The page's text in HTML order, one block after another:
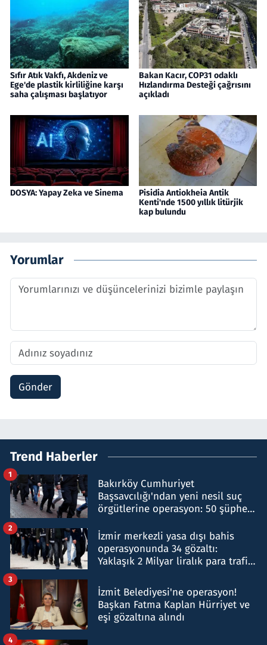
Sıfır Atık Vakfı, Akdeniz ve
Ege'de plastik kirliliğine karşı
saha çalışması başlatıyor
Bakan Kacır, COP31 odaklı
Hızlandırma Desteği çağrısını
açıkladı
DOSYA: Yapay Zeka ve Sinema
Pisidia Antiokheia Antik
Kenti'nde 1500 yıllık litürjik
kap bulundu
Yorumlar
Gönder
Trend Haberler
Bakırköy Cumhuriyet
Başsavcılığı'ndan yeni nesil suç
örgütlerine operasyon: 50 şüpheli
1
İzmir merkezli yasa dışı bahis
operasyonunda 34 gözaltı:
Yaklaşık 2 Milyar liralık para trafiği
2
İzmit Belediyesi'ne operasyon!
Başkan Fatma Kaplan Hürriyet ve
eşi gözaltına alındı
3
4